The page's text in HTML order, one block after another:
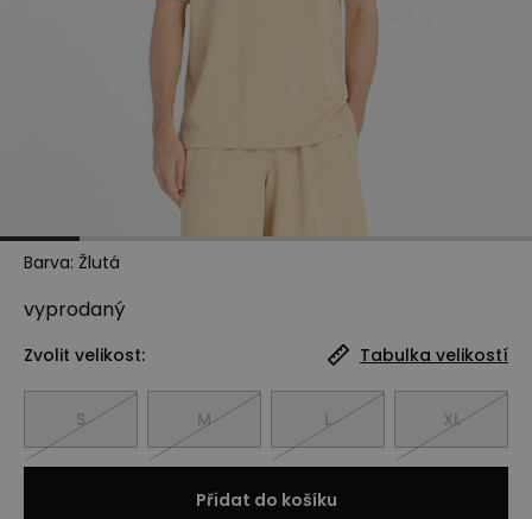
Barva: Žlutá
vyprodaný
Zvolit velikost: Tabulka velikostí
S M L XL
Přidat do košíku